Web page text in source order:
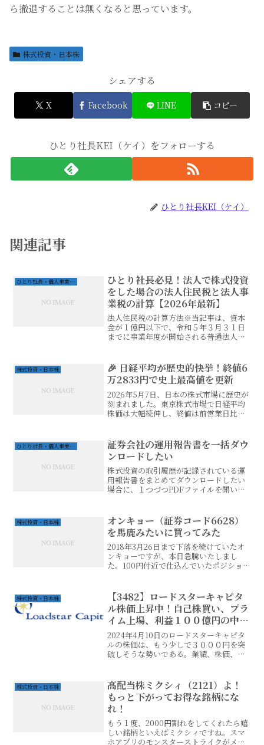
ら撤退することは無くなると思っています。
株式投資・日本株
シェアする
X Facebook LINE コピー
ひとり社長KEI（ケイ）をフォローする
ひとり社長KEI（ケイ）
関連記事
ひとり社長・個人事業の経営
ひとり社長必見！法人で株式投資
をした場合の法人住民税と法人事
業税の計算【2026年最新】
法人住民税の計算方法※当記事は、資本
金が１億円以下で、令和５年３月３１日
までに事業年度が開始される普通法人を
営、インターネット広告業」を想定して
います。＞ 法人税の計算方...
株式投資・日本株
🎉 日経平均が歴史的快挙！終値6
万2833円で史上最高値を更新
2026年5月7日、日本の株式市場に歴史が
刻まれました。東京株式市場で日経平均
株価は大幅続伸し、終値は前営業日比
り、史上最高値を更新しました。さらに
驚くべ...
ひとり社長・個人事業の経営
証券会社の運用報告書を一括ダウ
ンロードしたい
株式投資の取引履歴が記録されている運
用報告書をまとめてダウンロードしたい
場合に、１つづつPDFファイルを開いて
Chrome拡張機能である一括ダウンロー
ドを活用しましょう。D...
株式投資・日本株
オンキョー（証券コード6628）
を馬鹿みたいに買ってみた
2018年3月26日まで下落を続けていたオ
ンキョーですが、本日急騰いたしまし
た。100円付近で仕込んでいたポジション
ます。ただ、高値を掴んだら最後、翌日
以降に急落します...
株式投資・日本株
【3482】ロードスターキャピタ
ル株価上昇中！自己株買い、プラ
イム上場、利益１００億円の中長
期計画発表、IRが積極的に株価対
策実施中！
2024年4月10日のロードスターキャピタ
ルの株価は、もう少しで３０００円を突
破しそうな勢いである。業績、株価、と
と、オフィス以外にも注力している。世
間では不動産バブルと騒...
株式投資・日本株
高配当株ミクシィ（2121）よ！
もっと下がってお得な銘柄にな
れ！
もう１度、2000円割れをしてくれたら嬉
しい銘柄といえばミクシィですね。スマ
ホアプリのモンスターストライクがメガ